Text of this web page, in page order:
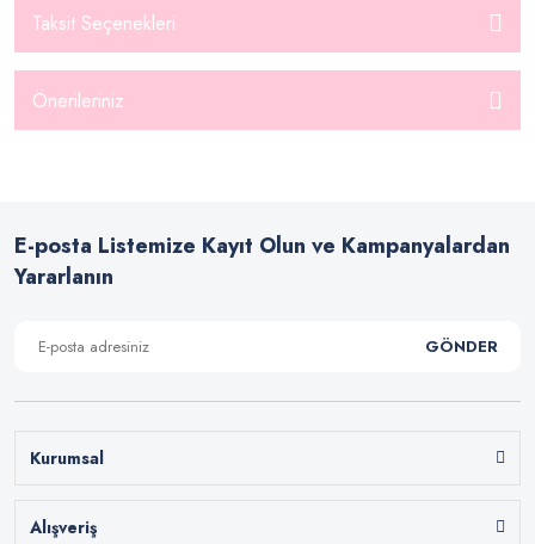
Taksit Seçenekleri
Önerileriniz
E-posta Listemize Kayıt Olun ve Kampanyalardan
Yararlanın
GÖNDER
Kurumsal
Alışveriş